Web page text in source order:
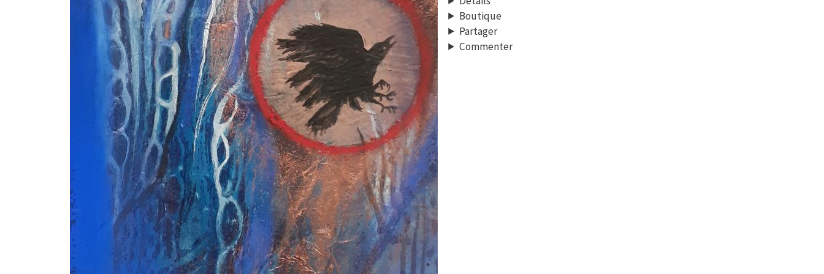
Boutique
Partager
Commenter